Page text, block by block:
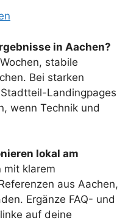
in Aachen?
stabile
Bei starken
Landingpages
wenn Technik und
lokal am
mit klarem
aus Aachen,
Ergänze FAQ- und
auf deine